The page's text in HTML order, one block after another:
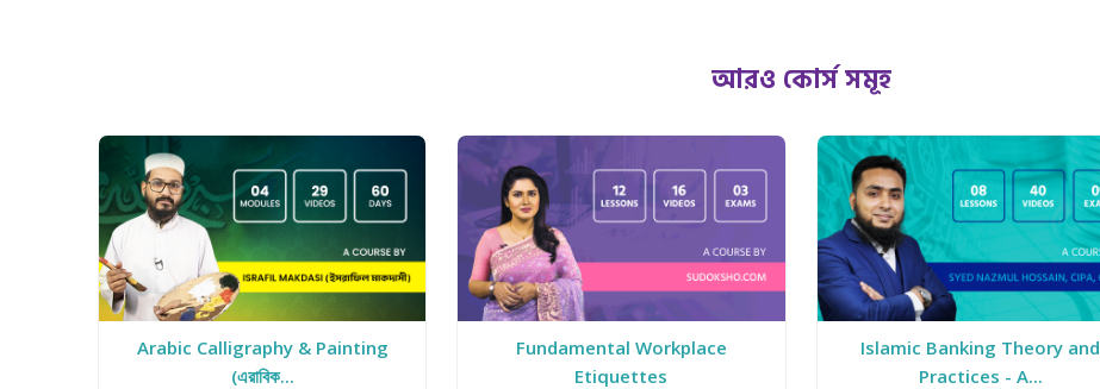
আরও কোর্স সমূহ
Arabic Calligraphy & Painting
(এরাবিক...
Fundamental Workplace
Etiquettes
Islamic Banking Theory and
Practices - A...